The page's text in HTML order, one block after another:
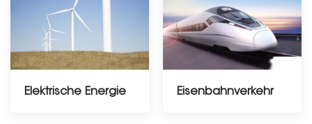
Elektrische Energie Eisenbahnverkehr